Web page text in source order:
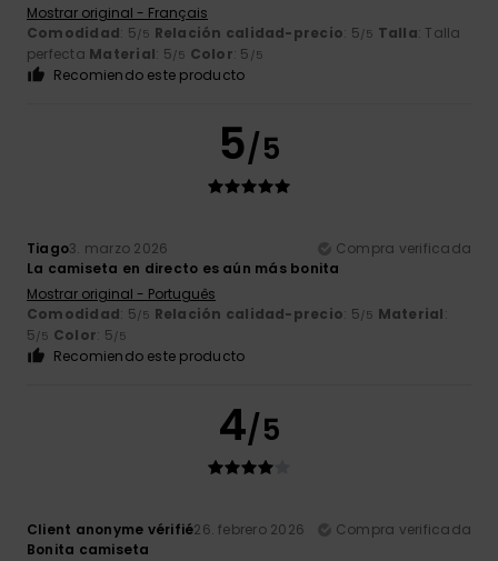
Mostrar original - Français
Comodidad: 5/5 Relación calidad-precio: 5/5 Talla: Talla
perfecta Material: 5/5 Color: 5 /5
Recomiendo este producto
5/5
Tiago3. marzo 2026
Compra verificada
La camiseta en directo es aún más bonita
Mostrar original - Português
Comodidad: 5/5 Relación calidad-precio: 5/5 Material:
5/5 Color: 5/5
Recomiendo este producto
4/5
Client anonyme vérifié26. febrero 2026
Compra verificada
Bonita camiseta